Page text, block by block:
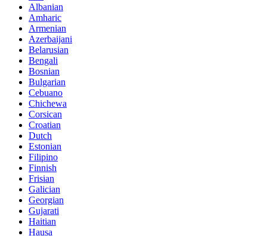
Albanian
Amharic
Armenian
Azerbaijani
Belarusian
Bengali
Bosnian
Bulgarian
Cebuano
Chichewa
Corsican
Croatian
Dutch
Estonian
Filipino
Finnish
Frisian
Galician
Georgian
Gujarati
Haitian
Hausa